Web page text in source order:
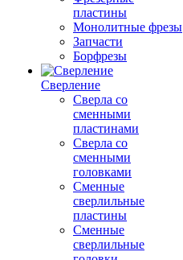
пластины
Монолитные фрезы
Запчасти
Борфрезы
Сверление
Сверла со
сменными
пластинами
Сверла со
сменными
головками
Сменные
сверлильные
пластины
Сменные
сверлильные